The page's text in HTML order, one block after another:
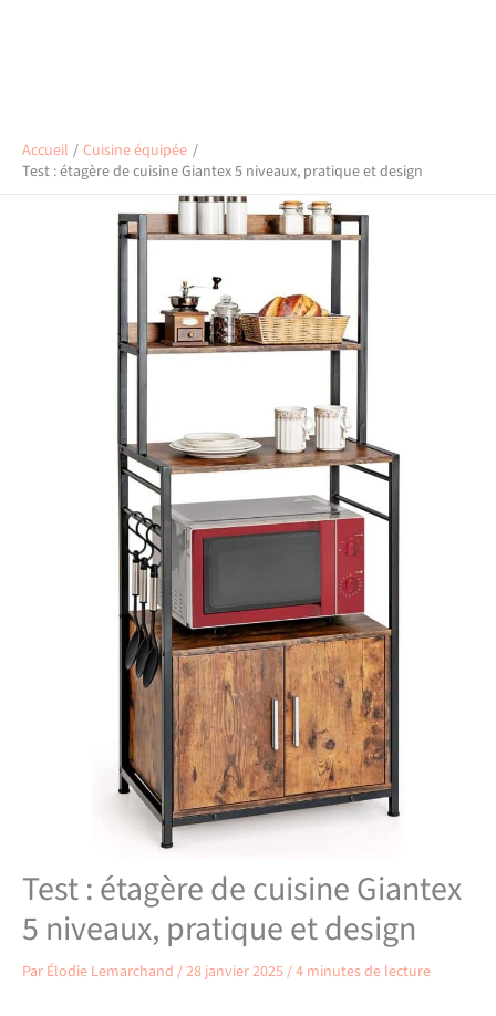
Accueil
Cuisine équipée
Test : étagère de cuisine Giantex 5 niveaux, pratique et design
Test : étagère de cuisine Giantex
5 niveaux, pratique et design
Par Élodie Lemarchand /28 janvier 2025/4 minutes de lecture